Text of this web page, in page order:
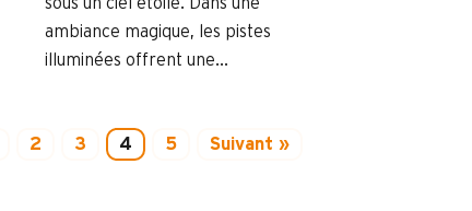
ambiance magique, les pistes
illuminées offrent une...
2 3 4 5 Suivant »